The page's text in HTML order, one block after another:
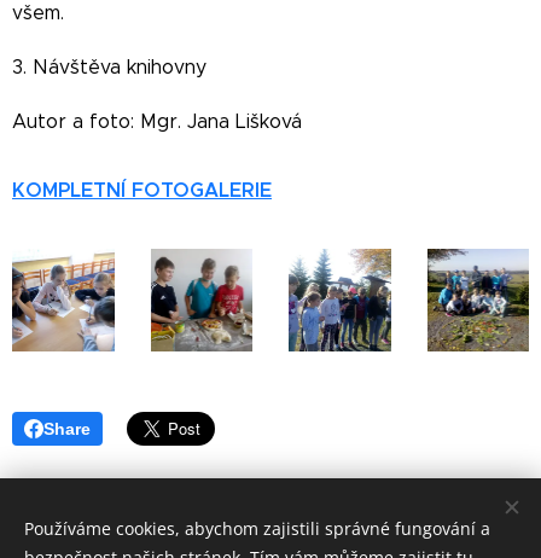
všem.
3. Návštěva knihovny
Autor a foto: Mgr. Jana Lišková
KOMPLETNÍ FOTOGALERIE
Share
Používáme cookies, abychom zajistili správné fungování a